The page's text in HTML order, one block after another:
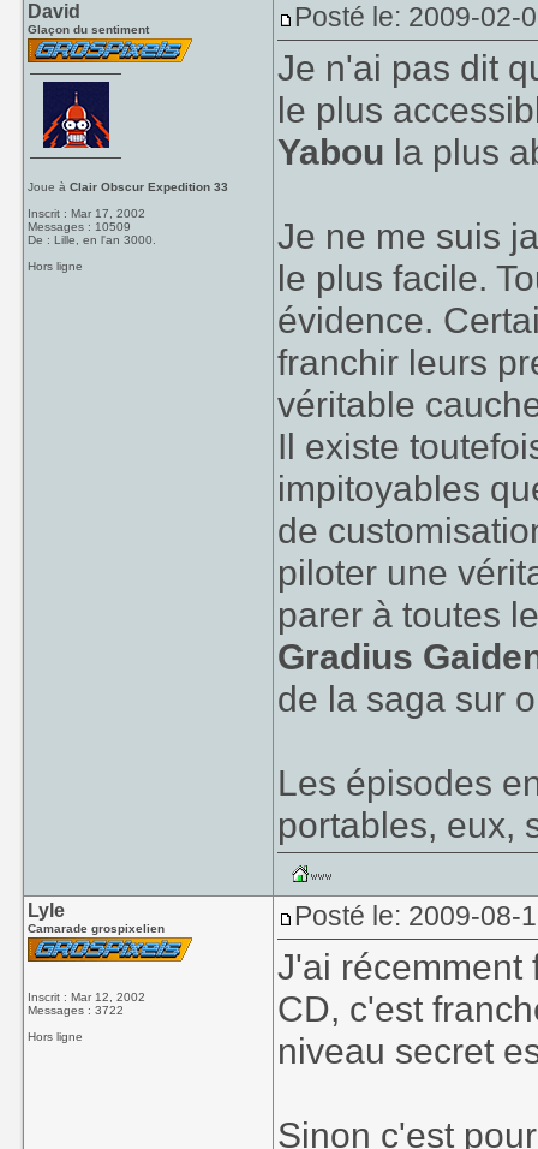
David
Glaçon du sentiment
Joue àClair Obscur Expedition 33
Inscrit : Mar 17, 2002
Messages : 10509
De : Lille, en l'an 3000.
Hors ligne
Posté le: 2009-02-
Je n'ai pas dit
le plus
Yabou la plus
Je ne me suis
le plus facile.
évidence.
franchir leurs
véritable
Il existe
impitoyables
de
piloter une
parer à toutes
Gradius
de la saga sur
Les épisodes
portables, eux,
Lyle
Camarade grospixelien
Inscrit : Mar 12, 2002
Messages : 3722
Hors ligne
Posté le: 2009-08-
J'ai récemment
CD, c'est
niveau secret
Sinon c'est